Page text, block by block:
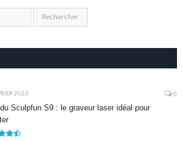
2023 0
Sculpfun S9 : le graveur laser idéal pour